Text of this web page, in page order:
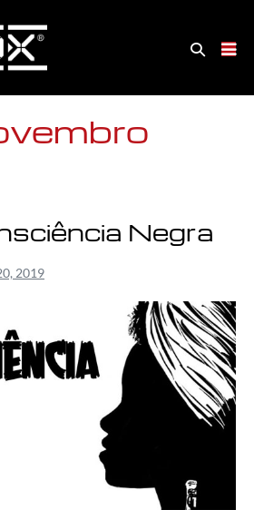
Negra
2019